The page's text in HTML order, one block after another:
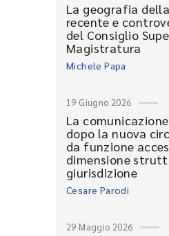
La geografia
recente e
del Consiglio
Magistratura
Michele Papa
19 Giugno 2026
La
dopo la nuova
da funzione
dimensione
giurisdizione
Cesare Parodi
29 Maggio 2026